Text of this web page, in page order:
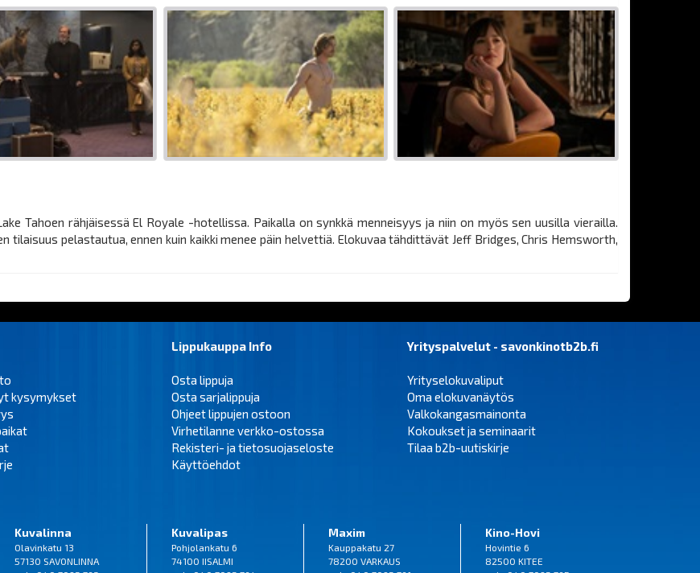
Tahoen rähjäisessä El Royale -hotellissa. Paikalla on synkkä menneisyys ja niin on myös sen uusilla vierailla.
tilaisuus pelastautua, ennen kuin kaikki menee päin helvettiä. Elokuvaa tähdittävät Jeff Bridges, Chris Hemsworth,
kysymykset
Lippukauppa Info
Osta lippuja
Osta sarjalippuja
Ohjeet lippujen ostoon
Virhetilanne verkko-ostossa
Rekisteri- ja tietosuojaseloste
Käyttöehdot
Yrityspalvelut - savonkinotb2b.fi
Yrityselokuvaliput
Oma elokuvanäytös
Valkokangasmainonta
Kokoukset ja seminaarit
Tilaa b2b-uutiskirje
Kuvalinna
Olavinkatu 13
57130 SAVONLINNA
Kuvalipas
Pohjolankatu 6
74100 IISALMI
Maxim
Kauppakatu 27
78200 VARKAUS
Kino-Hovi
Hovintie 6
82500 KITEE